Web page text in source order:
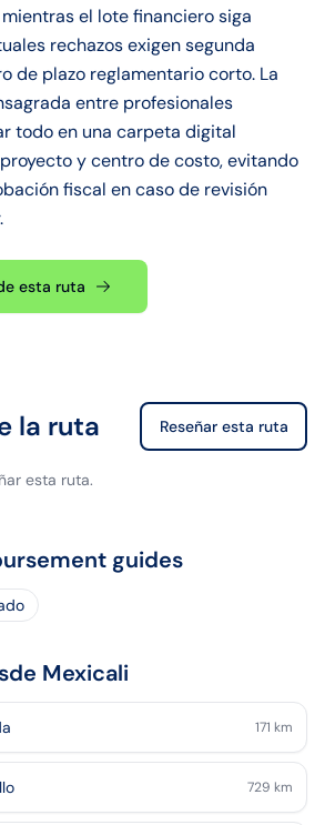
el lote financiero siga
rechazos exigen segunda
de plazo reglamentario corto. La
entre profesionales
todo en una carpeta digital
y centro de costo, evitando
fiscal en caso de revisión
esta ruta
la ruta Reseñar esta ruta
esta ruta.
guides
Mexicali
171 km
729 km